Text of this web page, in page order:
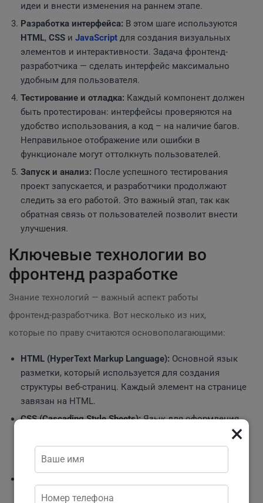
идеи и внести изменения на раннем этапе.
Разработка интерфейса: В этом шаге используются
HTML, CSS и JavaScript для создания визуальных
элементов и интерактивности. Задача фронтенд-
разработчика — сделать интерфейс максимально
удобным для пользователя.
Тестирование и отладка: Каждый компонент должен
быть протестирован: интерфейсы проверяются на
удобство использования, а код – на наличие багов.
Неправильное отображение или ошибки в
функционале могут оттолкнуть пользователей.
Запуск и анализ: После успешного тестирования
проект запускается, и разработчики продолжают
следить за его работой. Это важный этап, так как
обратная связь от пользователей позволит внести
улучшения.
Ключевые технологии во
фронтенд разработке
Знание технологий — важный аспект работы
фронтенд-разработчика. Вот несколько из них,
которые по праву считаются основополагающими:
HTML (HyperText Markup Language): Основной язык
разметки, который используется для создания
структуры веб-страниц. Каждый элемент на странице
завязан на HTML.
CSS (Cascading Style Sheets):Язык для оформления
внешнего вида веб-страниц. CSS делает страницы
красивыми: задает цвета, шрифты и расположение
элементов на экране.
добавляет интерактивность на страницы. Например,
×